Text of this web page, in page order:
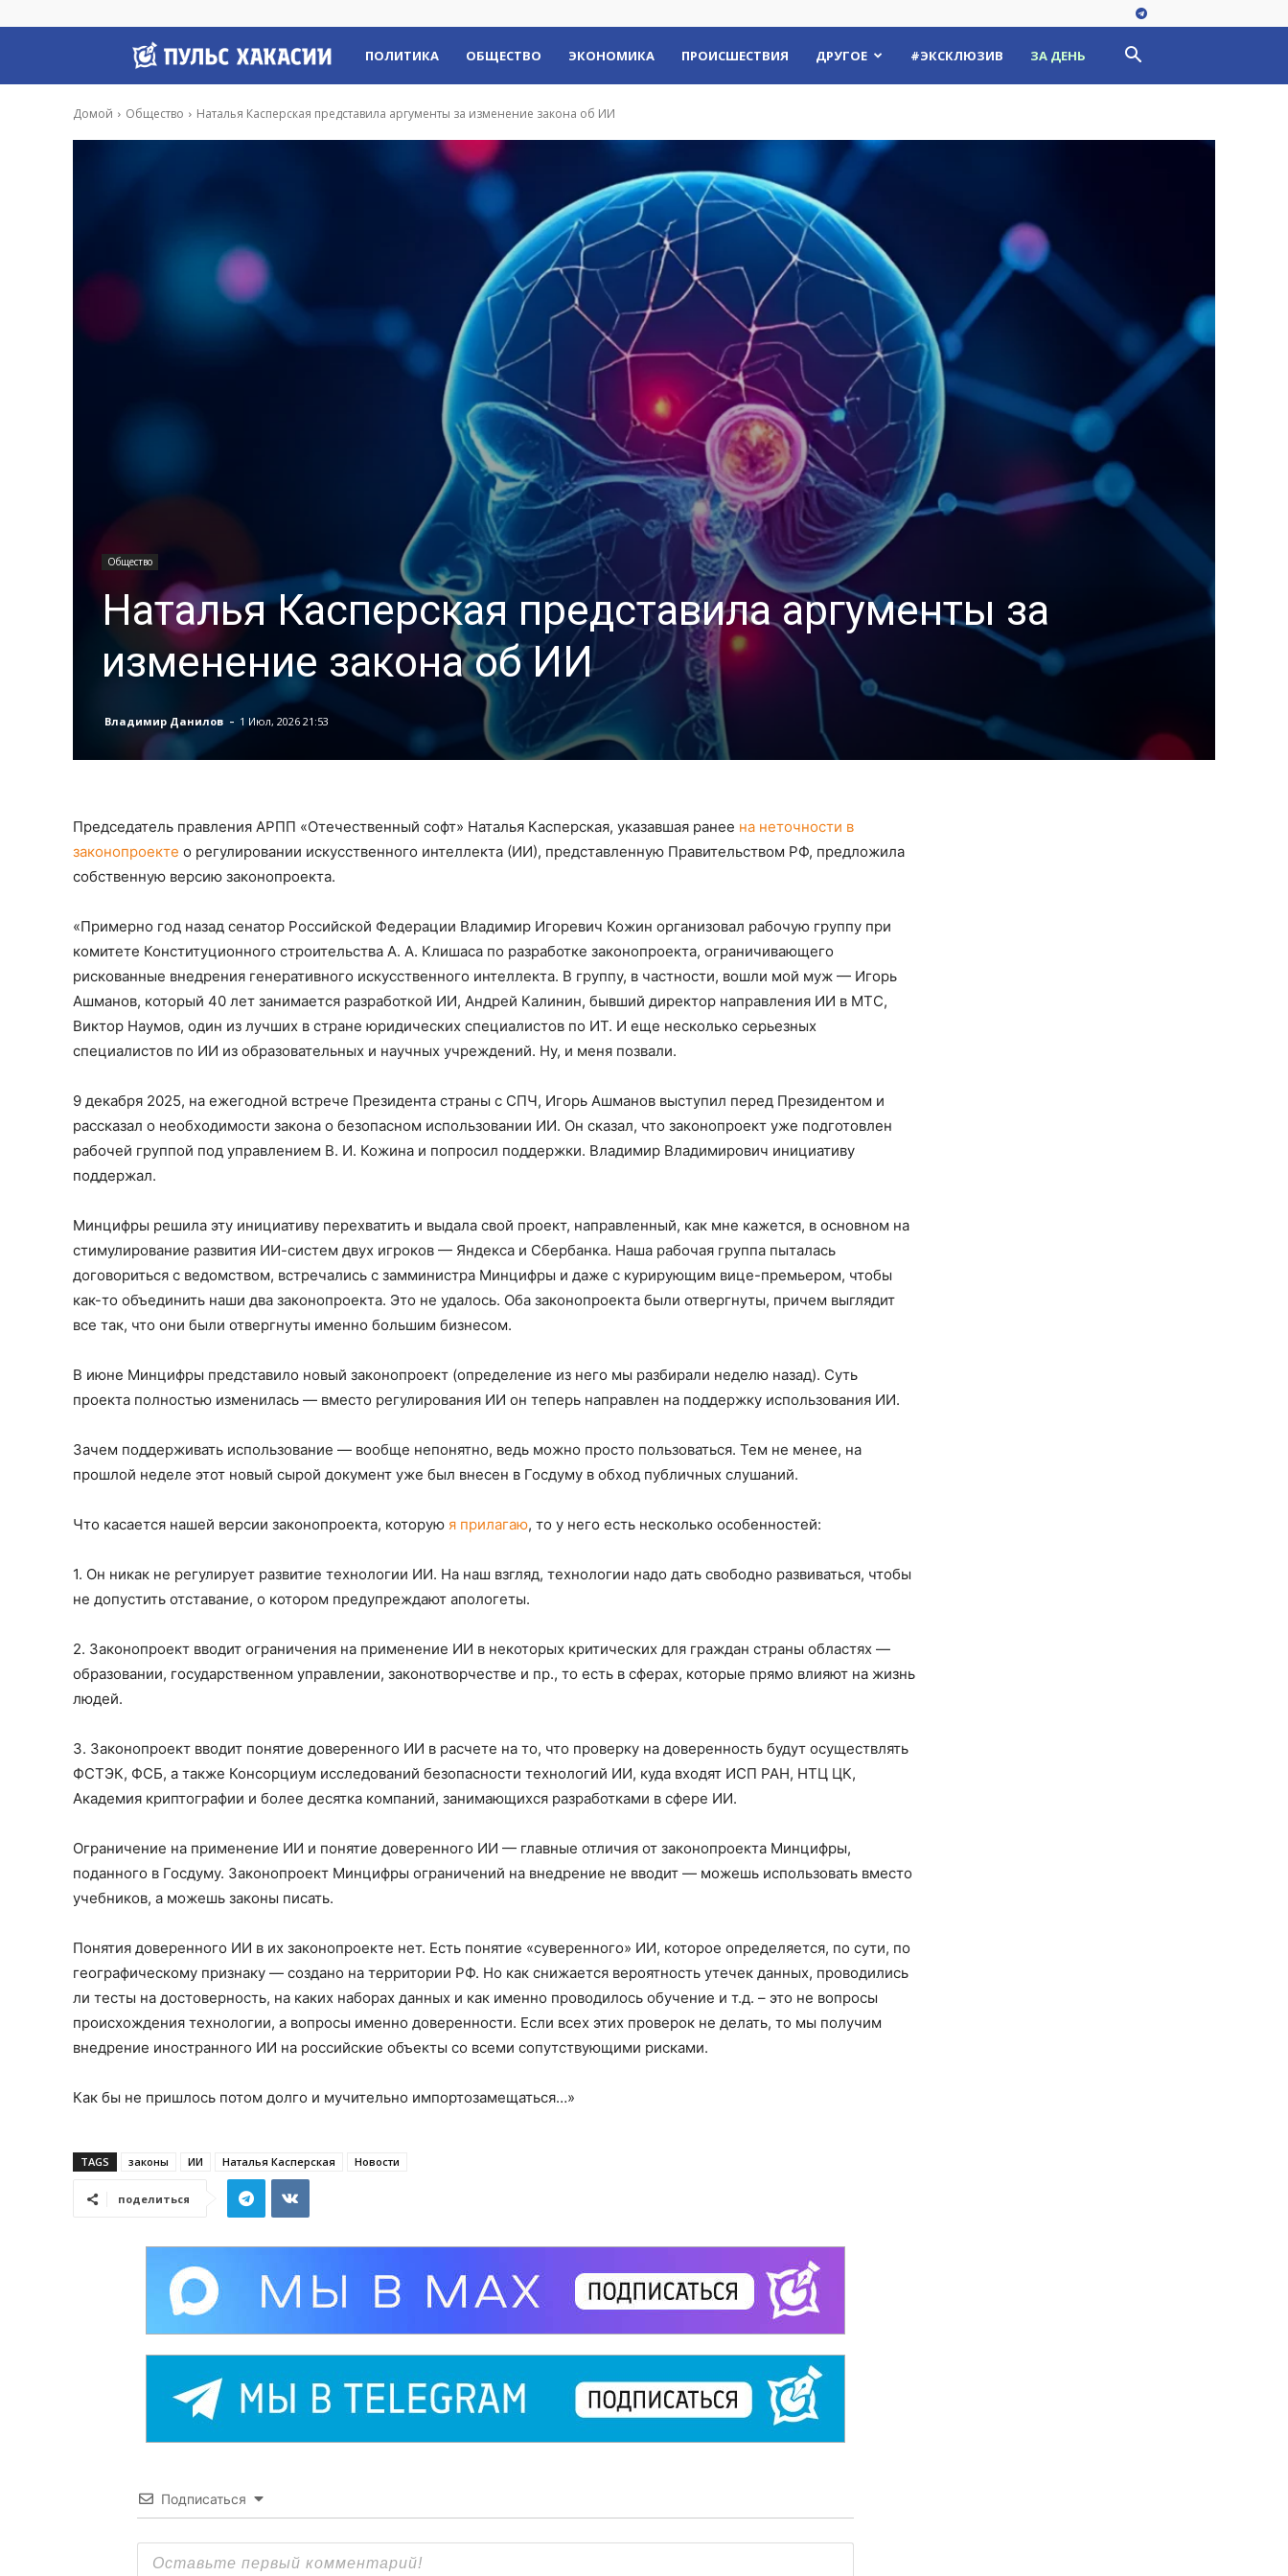
Пульс
Хакасии
ПОЛИТИКА ОБЩЕСТВО ЭКОНОМИКА ПРОИСШЕСТВИЯ ДРУГОЕ #ЭКСКЛЮЗИВ ЗА ДЕНЬ
Домой Общество Наталья Касперская представила аргументы за изменение закона об ИИ
Общество
Наталья Касперская представила аргументы за
изменение закона об ИИ
Владимир Данилов - 1 Июл, 2026 21:53
Председатель правления АРПП «Отечественный софт» Наталья Касперская, указавшая ранее на неточности в
законопроекте о регулировании искусственного интеллекта (ИИ), представленную Правительством РФ, предложила
собственную версию законопроекта.
«Примерно год назад сенатор Российской Федерации Владимир Игоревич Кожин организовал рабочую группу при
комитете Конституционного строительства А. А. Клишаса по разработке законопроекта, ограничивающего
рискованные внедрения генеративного искусственного интеллекта. В группу, в частности, вошли мой муж — Игорь
Ашманов, который 40 лет занимается разработкой ИИ, Андрей Калинин, бывший директор направления ИИ в МТС,
Виктор Наумов, один из лучших в стране юридических специалистов по ИТ. И еще несколько серьезных
специалистов по ИИ из образовательных и научных учреждений. Ну, и меня позвали.
9 декабря 2025, на ежегодной встрече Президента страны с СПЧ, Игорь Ашманов выступил перед Президентом и
рассказал о необходимости закона о безопасном использовании ИИ. Он сказал, что законопроект уже подготовлен
рабочей группой под управлением В. И. Кожина и попросил поддержки. Владимир Владимирович инициативу
поддержал.
Минцифры решила эту инициативу перехватить и выдала свой проект, направленный, как мне кажется, в основном на
стимулирование развития ИИ-систем двух игроков — Яндекса и Сбербанка. Наша рабочая группа пыталась
договориться с ведомством, встречались с замминистра Минцифры и даже с курирующим вице-премьером, чтобы
как-то объединить наши два законопроекта. Это не удалось. Оба законопроекта были отвергнуты, причем выглядит
все так, что они были отвергнуты именно большим бизнесом.
В июне Минцифры представило новый законопроект (определение из него мы разбирали неделю назад). Суть
проекта полностью изменилась — вместо регулирования ИИ он теперь направлен на поддержку использования ИИ.
Зачем поддерживать использование — вообще непонятно, ведь можно просто пользоваться. Тем не менее, на
прошлой неделе этот новый сырой документ уже был внесен в Госдуму в обход публичных слушаний.
Что касается нашей версии законопроекта, которую я прилагаю, то у него есть несколько особенностей:
1. Он никак не регулирует развитие технологии ИИ. На наш взгляд, технологии надо дать свободно развиваться, чтобы
не допустить отставание, о котором предупреждают апологеты.
2. Законопроект вводит ограничения на применение ИИ в некоторых критических для граждан страны областях —
образовании, государственном управлении, законотворчестве и пр., то есть в сферах, которые прямо влияют на жизнь
людей.
3. Законопроект вводит понятие доверенного ИИ в расчете на то, что проверку на доверенность будут осуществлять
ФСТЭК, ФСБ, а также Консорциум исследований безопасности технологий ИИ, куда входят ИСП РАН, НТЦ ЦК,
Академия криптографии и более десятка компаний, занимающихся разработками в сфере ИИ.
Ограничение на применение ИИ и понятие доверенного ИИ — главные отличия от законопроекта Минцифры,
поданного в Госдуму. Законопроект Минцифры ограничений на внедрение не вводит — можешь использовать вместо
учебников, а можешь законы писать.
Понятия доверенного ИИ в их законопроекте нет. Есть понятие «суверенного» ИИ, которое определяется, по сути, по
географическому признаку — создано на территории РФ. Но как снижается вероятность утечек данных, проводились
ли тесты на достоверность, на каких наборах данных и как именно проводилось обучение и т.д. – это не вопросы
происхождения технологии, а вопросы именно доверенности. Если всех этих проверок не делать, то мы получим
внедрение иностранного ИИ на российские объекты со всеми сопутствующими рисками.
Как бы не пришлось потом долго и мучительно импортозамещаться…»
TAGS законы ИИ Наталья Касперская Новости
поделиться
Подписаться